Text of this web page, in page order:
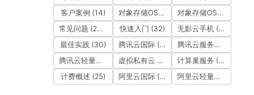
客户案例 (14) 对象存储OSS(15) 对象存储OSS(12)
常见问题 (257) 快速入门 (32) 无影云手机 (17)
最佳实践 (30) 腾讯云国际(111) 腾讯云服务器
腾讯云轻量应用服务器
(30) 虚拟私有云 VPC (126)
计算巢服务 (68)
计费概述 (25) 阿里云国际(567) 阿里云轻量应用服务器 SAS